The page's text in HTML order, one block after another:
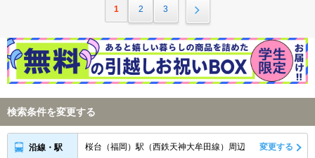
1 2 3
検索条件を変更する
沿線・駅 桜台（福岡）駅（西鉄天神大牟田線）周辺 変更する